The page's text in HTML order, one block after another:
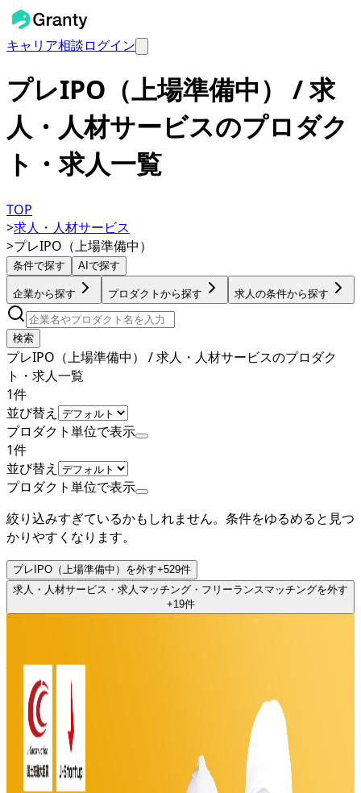
キャリア相談ログイン
プレIPO（上場準備中） / 求
人・人材サービスのプロダク
ト・求人一覧
TOP
>求人・人材サービス
>プレIPO（上場準備中）
条件で探す AIで探す
企業から探す プロダクトから探す 求人の条件から探す
検索
プレIPO（上場準備中） / 求人・人材サービスのプロダク
ト・求人一覧
1件
並び替え
プロダクト単位で表示
1件
並び替え
プロダクト単位で表示
絞り込みすぎているかもしれません。条件をゆるめると見つ
かりやすくなります。
プレIPO（上場準備中） を外す+529件
求人・人材サービス・求人マッチング・フリーランスマッチングを外す
+19件
株式会社助太刀
プロダクト
助太刀社員
概要